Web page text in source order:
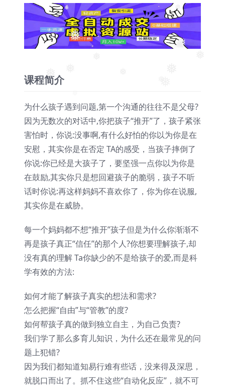
❅
❅
❅
❅
❅
❅
❅
❅
课程简介
为什么孩子遇到问题,第一个沟通的往往不是父母?
因为无数次的对话中,你把孩子“推开”了，孩子紧张
害怕时，你说:没事啊,有什么好怕的你以为你是在
安慰，其实你是在否定 TA的感受，当孩子摔倒了
你说:你已经是大孩子了，要坚强一点你以为你是
在鼓励,其实你只是想回避孩子的脆弱，孩子不听
话时你说:再这样妈妈不喜欢你了，你为你在说服,
其实你是在威胁。
每一个妈妈都不想“推开”孩子但是为什么你渐渐不
再是孩子真正“信任”的那个人?你想要理解孩子,却
没有真的理解 Ta你缺少的不是给孩子的爱,而是科
学有效的方法:
如何才能了解孩子真实的想法和需求?
怎么把握“自由”与“管教”的度?
如何帮孩子真的做到独立自主，为自己负责?
我们学了那么多育儿知识，为什么还在最常见的问
题上犯错?
因为我们都知道知易行难有些话，没来得及深思，
就脱口而出了。抓不住这些“自动化反应”，就不可